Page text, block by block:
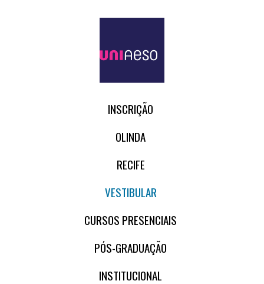
INSCRIÇÃO
OLINDA
RECIFE
VESTIBULAR
CURSOS PRESENCIAIS
PÓS-GRADUAÇÃO
INSTITUCIONAL